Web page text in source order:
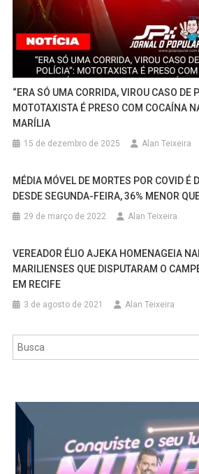
“ERA SÓ UMA CORRIDA, VIROU CASO DE
MOTOTAXISTA É PRESO COM COCAÍNA
MARÍLIA
15 de dezembro de 2025 Alan Teixeira
MÉDIA MÓVEL DE MORTES POR COVID É
DESDE SEGUNDA-FEIRA, 36% MENOR
29 de março de 2022 Alan Teixeira
VEREADOR ÉLIO AJEKA HOMENAGEIA
MARILIENSES QUE DISPUTARAM O
EM RECIFE
3 de agosto de 2021 Alan Teixeira
Pesquisar